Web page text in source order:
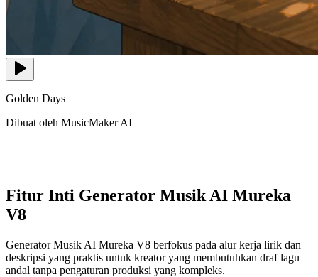
Golden Days
Dibuat oleh MusicMaker AI
Fitur Inti Generator Musik AI Mureka
V8
Generator Musik AI Mureka V8 berfokus pada alur kerja lirik dan
deskripsi yang praktis untuk kreator yang membutuhkan draf lagu
andal tanpa pengaturan produksi yang kompleks.